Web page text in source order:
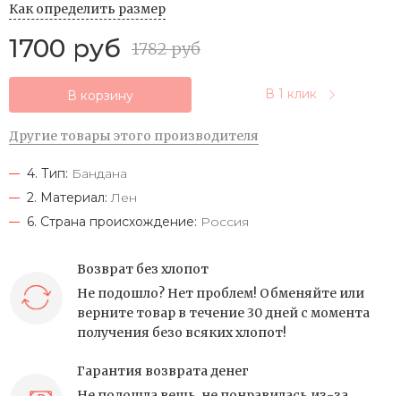
Как определить размер
1700 руб 1782 руб
В корзину В 1 клик
Другие товары этого производителя
4. Тип: Бандана
2. Материал: Лен
6. Страна происхождение: Россия
Возврат без хлопот
Не подошло? Нет проблем! Обменяйте или
верните товар в течение 30 дней с момента
получения безо всяких хлопот!
Гарантия возврата денег